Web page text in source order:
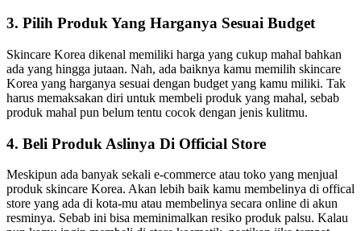
3. Pilih Produk Yang Harganya Sesuai Budget
Skincare Korea dikenal memiliki harga yang cukup mahal bahkan
ada yang hingga jutaan. Nah, ada baiknya kamu memilih skincare
Korea yang harganya sesuai dengan budget yang kamu miliki. Tak
harus memaksakan diri untuk membeli produk yang mahal, sebab
produk mahal pun belum tentu cocok dengan jenis kulitmu.
4. Beli Produk Aslinya Di Official Store
Meskipun ada banyak sekali e-commerce atau toko yang menjual
produk skincare Korea. Akan lebih baik kamu membelinya di offical
store yang ada di kota-mu atau membelinya secara online di akun
resminya. Sebab ini bisa meminimalkan resiko produk palsu. Kalau